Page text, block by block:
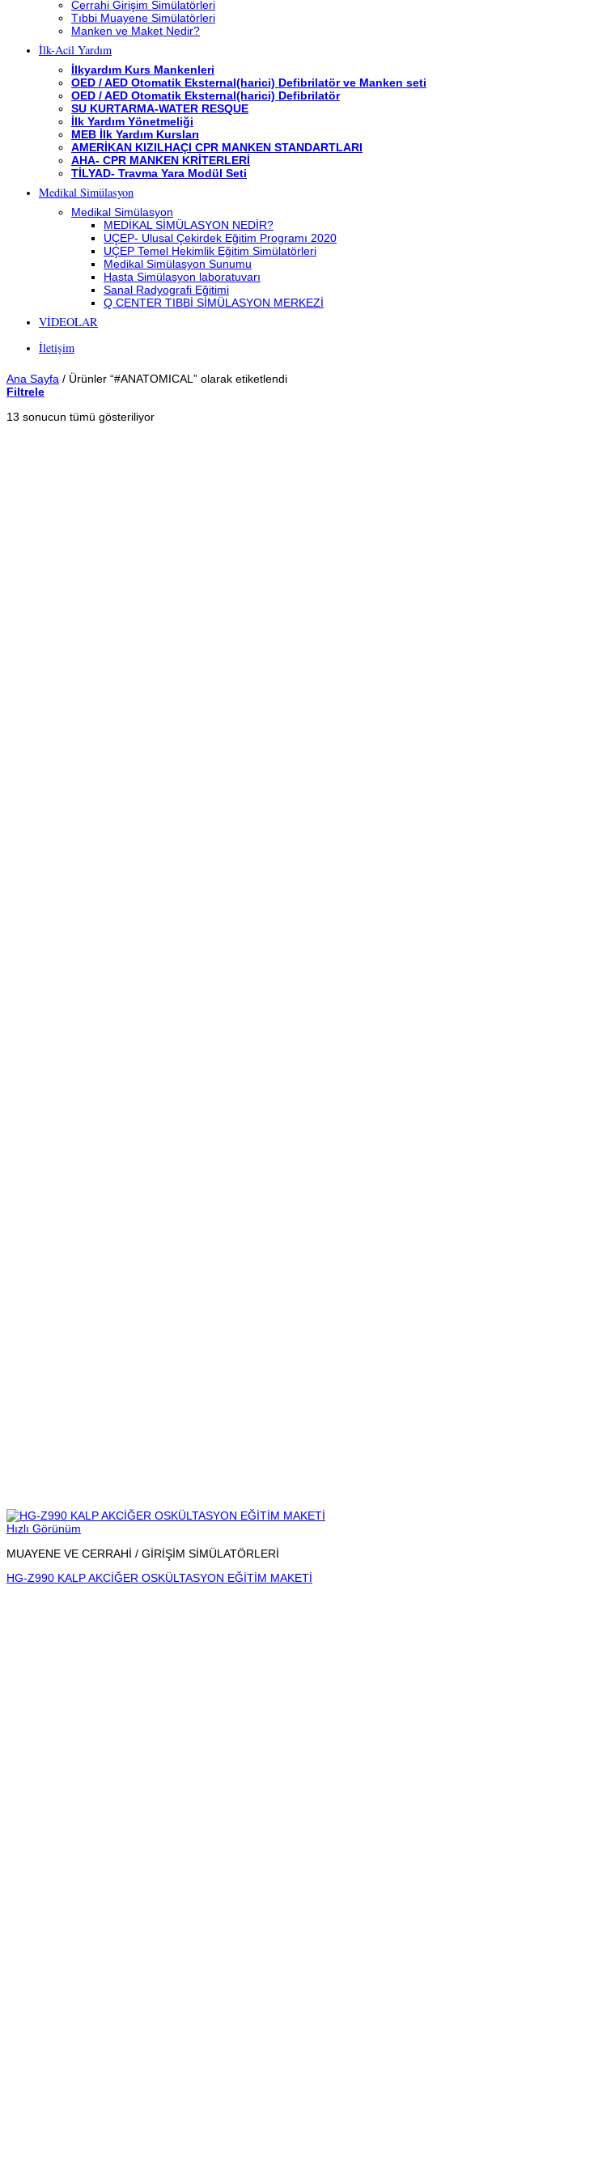
Cerrahi Girişim Simülatörleri
Tıbbi Muayene Simülatörleri
Manken ve Maket Nedir?
İlk-Acil Yardım
İlkyardım Kurs Mankenleri
OED / AED Otomatik Eksternal(harici) Defibrilatör ve Manken seti
OED / AED Otomatik Eksternal(harici) Defibrilatör
SU KURTARMA-WATER RESQUE
İlk Yardım Yönetmeliği
MEB İlk Yardım Kursları
AMERİKAN KIZILHAÇI CPR MANKEN STANDARTLARI
AHA- CPR MANKEN KRİTERLERİ
TİLYAD- Travma Yara Modül Seti
Medikal Simülasyon
Medikal Simülasyon
MEDİKAL SİMÜLASYON NEDİR?
UÇEP- Ulusal Çekirdek Eğitim Programı 2020
UÇEP Temel Hekimlik Eğitim Simülatörleri
Medikal Simülasyon Sunumu
Hasta Simülasyon laboratuvarı
Sanal Radyografi Eğitimi
Q CENTER TIBBİ SİMÜLASYON MERKEZİ
VİDEOLAR
İletişim
Ana Sayfa / Ürünler “#ANATOMICAL” olarak etiketlendi
Filtrele
13 sonucun tümü gösteriliyorEn
Hızlı Görünüm
MUAYENE VE CERRAHİ / GİRİŞİM SİMÜLATÖRLERİ
HG-Z990 KALP AKCİĞER OSKÜLTASYON EĞİTİM MAKETİ